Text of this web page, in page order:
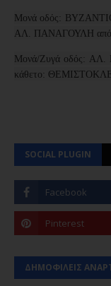
Μονά οδός:
ΑΛ. ΠΑΝΑΓΟΥΛΗ από:
Μονά/Ζυγά οδός:
κάθετο:
SOCIAL PLUGIN
ΔΗΜΟΦΙΛΕΙΣ